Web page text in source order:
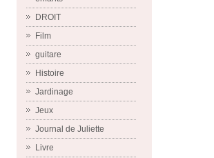
DROIT
Film
guitare
Histoire
Jardinage
Jeux
Journal de Juliette
Livre